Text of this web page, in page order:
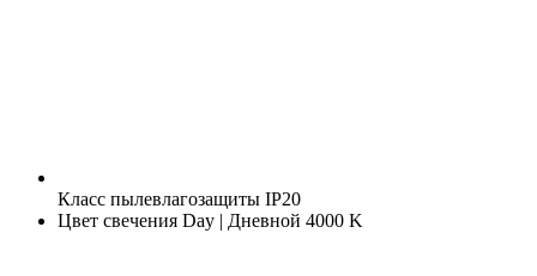
Класс пылевлагозащиты IP20
Цвет свечения Day | Дневной 4000 K